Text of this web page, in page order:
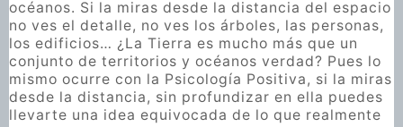
océanos. Si la miras desde la distancia del espacio
no ves el detalle, no ves los árboles, las personas,
los edificios… ¿La Tierra es mucho más que un
conjunto de territorios y océanos verdad? Pues lo
mismo ocurre con la Psicología Positiva, si la miras
desde la distancia, sin profundizar en ella puedes
llevarte una idea equivocada de lo que realmente